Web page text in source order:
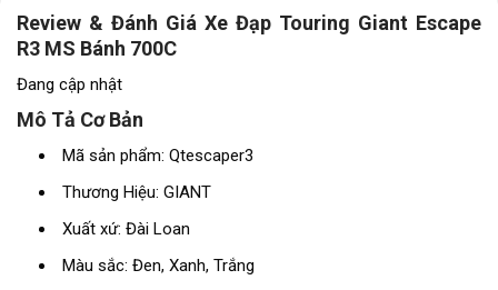
Review & Đánh Giá Xe Đạp Touring Giant Escape
R3 MS Bánh 700C
Đang cập nhật
Mô Tả Cơ Bản
Mã sản phẩm: Qtescaper3
Thương Hiệu: GIANT
Xuất xứ: Đài Loan
Màu sắc: Đen, Xanh, Trắng